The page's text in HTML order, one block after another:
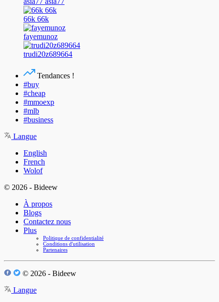
66k 66k
fayemunoz
trudi20z689664
Tendances !
#buy
#cheap
#mmoexp
#mlb
#business
Langue
English
French
Wolof
© 2026 - Bideew
À propos
Blogs
Contactez nous
Plus
Politique de confidentialité
Conditions d'utilisation
Partenaires
© 2026 - Bideew
Langue